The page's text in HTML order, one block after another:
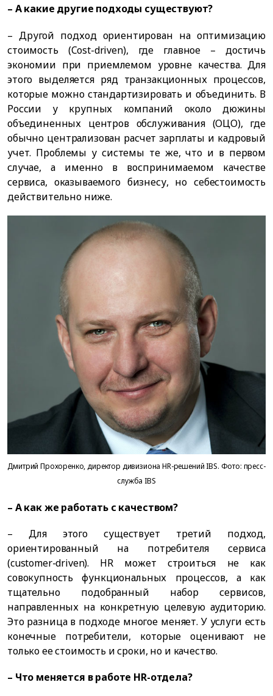
– А какие другие подходы существуют?
– Другой подход ориентирован на оптимизацию
стоимость (Cost-driven), где главное – достичь
экономии при приемлемом уровне качества. Для
этого выделяется ряд транзакционных процессов,
которые можно стандартизировать и объединить. В
России у крупных компаний около дюжины
объединенных центров обслуживания (ОЦО), где
обычно централизован расчет зарплаты и кадровый
учет. Проблемы у системы те же, что и в первом
случае, а именно в воспринимаемом качестве
сервиса, оказываемого бизнесу, но себестоимость
действительно ниже.
Дмитрий Прохоренко, директор дивизиона HR-решений IBS. Фото: пресс-
служба IBS
– А как же работать с качеством?
– Для этого существует третий подход,
ориентированный на потребителя сервиса
(customer-driven). HR может строиться не как
совокупность функциональных процессов, а как
тщательно подобранный набор сервисов,
направленных на конкретную целевую аудиторию.
Это разница в подходе многое меняет. У услуги есть
конечные потребители, которые оценивают не
только ее стоимость и сроки, но и качество.
– Что меняется в работе HR-отдела?